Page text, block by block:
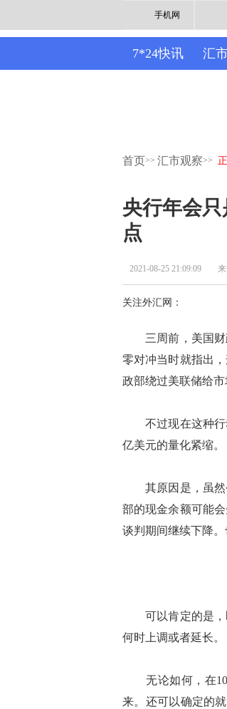
手机网
7*24快讯 汇
首页>> 汇市观察>>
央行年会
点
2021-08-25 21:09:09
关注外汇网：
三周前，美国财
零对冲当时就指出
政部绕过美联储给市
不过现在这种行
亿美元的量化紧缩。
其原因是，虽然今
部的现金余额可能
谈判期间继续下降
可以肯定的是，
何时上调或者延长。
无论如何，在10
来。还可以确定的